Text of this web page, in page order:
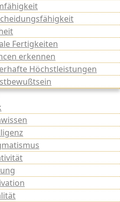
Fertigkeiten
erkennen
Höchstleistungen